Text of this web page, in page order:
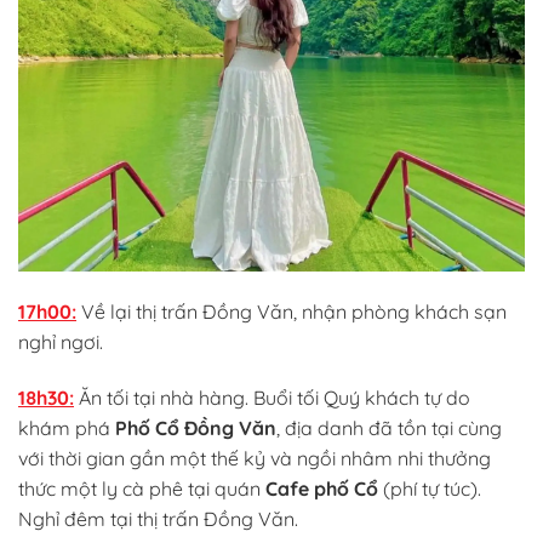
17h00: Về lại thị trấn Đồng Văn, nhận phòng khách sạn
nghỉ ngơi.
18h30: Ăn tối tại nhà hàng. Buổi tối Quý khách tự do
khám phá Phố Cổ Đồng Văn , địa danh đã tồn tại cùng
với thời gian gần một thế kỷ và ngồi nhâm nhi thưởng
thức một ly cà phê tại quán Cafe phố Cổ (phí tự túc).
Nghỉ đêm tại thị trấn Đồng Văn.